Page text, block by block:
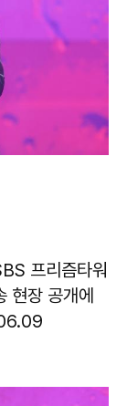
프리즘타워
현장 공개에